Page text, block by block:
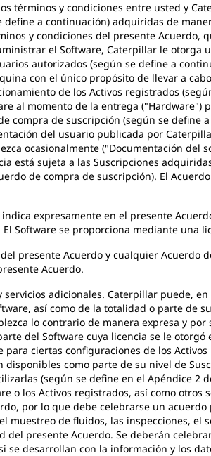
términos y condiciones entre usted y
define a continuación) adquiridas de
y condiciones del presente Acuerdo,
el Software, Caterpillar le otorga
autorizados (según se define a
con el único propósito de llevar a
de los Activos registrados
al momento de la entrega ("Hardware")
compra de suscripción (según se define
del usuario publicada por
ocasionalmente ("Documentación del
está sujeta a las Suscripciones
de compra de suscripción). El
expresamente en el presente
Software se proporciona mediante una
presente Acuerdo y cualquier Acuerdo
Acuerdo.
adicionales. Caterpillar puede,
así como de la totalidad o parte de
lo contrario de manera expresa y
del Software cuya licencia se le
ciertas configuraciones de los
como parte de su nivel de
(según se define en el Apéndice 2
o los Activos registrados, así como otros
por lo que debe celebrarse un
muestreo de fluidos, las inspecciones,
presente Acuerdo. Se deberán
desarrollan con la información y los